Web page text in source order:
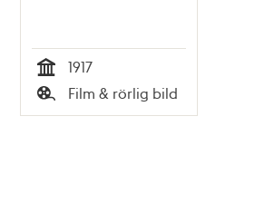
Tid
1917
Typ
Film & rörlig bild